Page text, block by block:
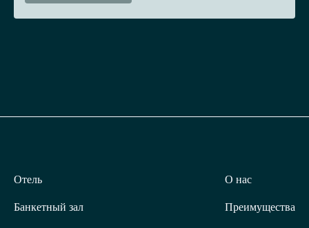
Отель
Банкетный зал
О нас
Преимущества